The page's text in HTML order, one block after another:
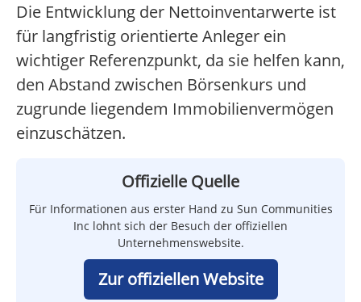
Die Entwicklung der Nettoinventarwerte ist
für langfristig orientierte Anleger ein
wichtiger Referenzpunkt, da sie helfen kann,
den Abstand zwischen Börsenkurs und
zugrunde liegendem Immobilienvermögen
einzuschätzen.
Offizielle Quelle
Für Informationen aus erster Hand zu Sun Communities
Inc lohnt sich der Besuch der offiziellen
Unternehmenswebsite.
Zur offiziellen Website